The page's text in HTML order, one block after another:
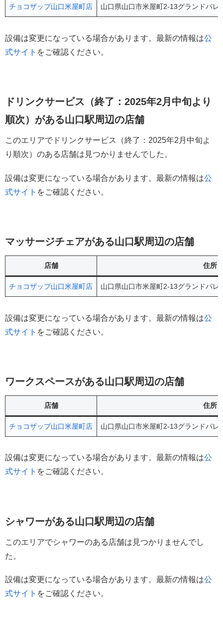
チョコザップ山口米屋町店 山口県山口市米屋町2-13グランドパ
設備は変更になっている場合があります。最新の情報は公
式サイト をご確認ください。
ドリンクサービス（終了：2025年2月中旬より
順次）がある山口駅周辺の店舗
このエリアでドリンクサービス（終了：2025年2月中旬よ
り順次）のある店舗は見つかりませんでした。
設備は変更になっている場合があります。最新の情報は公
式サイト をご確認ください。
マッサージチェアがある山口駅周辺の店舗
店舗 住所
チョコザップ山口米屋町店 山口県山口市米屋町2-13グランドパ
設備は変更になっている場合があります。最新の情報は公
式サイト をご確認ください。
ワークスペースがある山口駅周辺の店舗
店舗 住所
チョコザップ山口米屋町店 山口県山口市米屋町2-13グランドパ
設備は変更になっている場合があります。最新の情報は公
式サイト をご確認ください。
シャワーがある山口駅周辺の店舗
このエリアでシャワーのある店舗は見つかりませんでし
た。
設備は変更になっている場合があります。最新の情報は公
式サイト をご確認ください。